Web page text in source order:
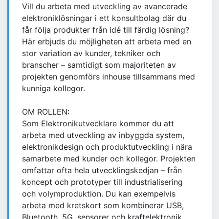
Vill du arbeta med utveckling av avancerade
elektroniklösningar i ett konsultbolag där du
får följa produkter från idé till färdig lösning?
Här erbjuds du möjligheten att arbeta med en
stor variation av kunder, tekniker och
branscher – samtidigt som majoriteten av
projekten genomförs inhouse tillsammans med
kunniga kollegor.
OM ROLLEN:
Som Elektronikutvecklare kommer du att
arbeta med utveckling av inbyggda system,
elektronikdesign och produktutveckling i nära
samarbete med kunder och kollegor. Projekten
omfattar ofta hela utvecklingskedjan – från
koncept och prototyper till industrialisering
och volymproduktion. Du kan exempelvis
arbeta med kretskort som kombinerar USB,